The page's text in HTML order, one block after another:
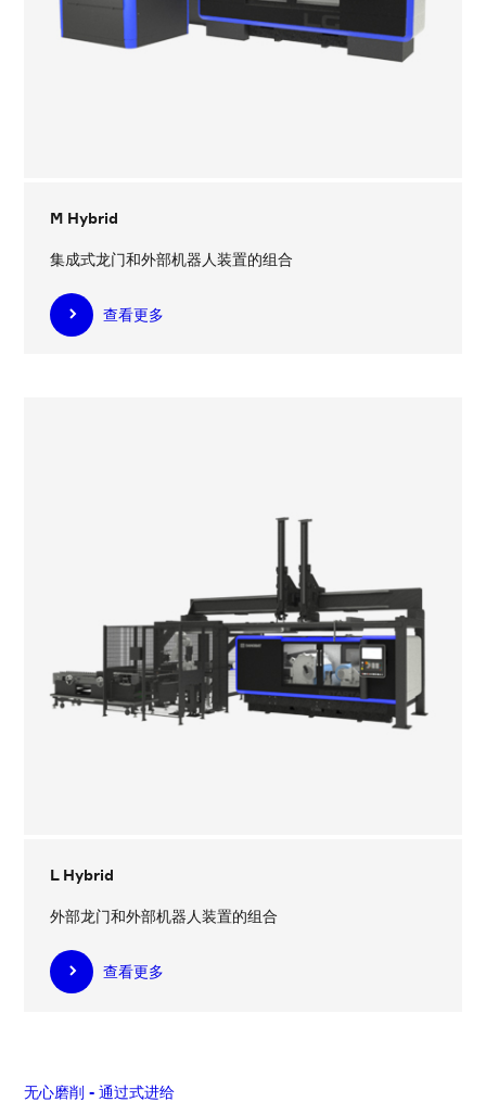
M Hybrid
集成式龙门和外部机器人装置的组合
查看更多
L Hybrid
外部龙门和外部机器人装置的组合
查看更多
无心磨削 - 通过式进给